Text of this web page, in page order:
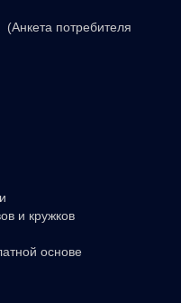
(Анкета потребителя
и кружков
основе